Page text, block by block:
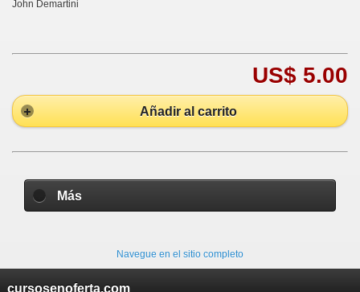
John Demartini
US$ 5.00
Añadir al carrito
Más
Navegue en el sitio completo
cursosenoferta.com